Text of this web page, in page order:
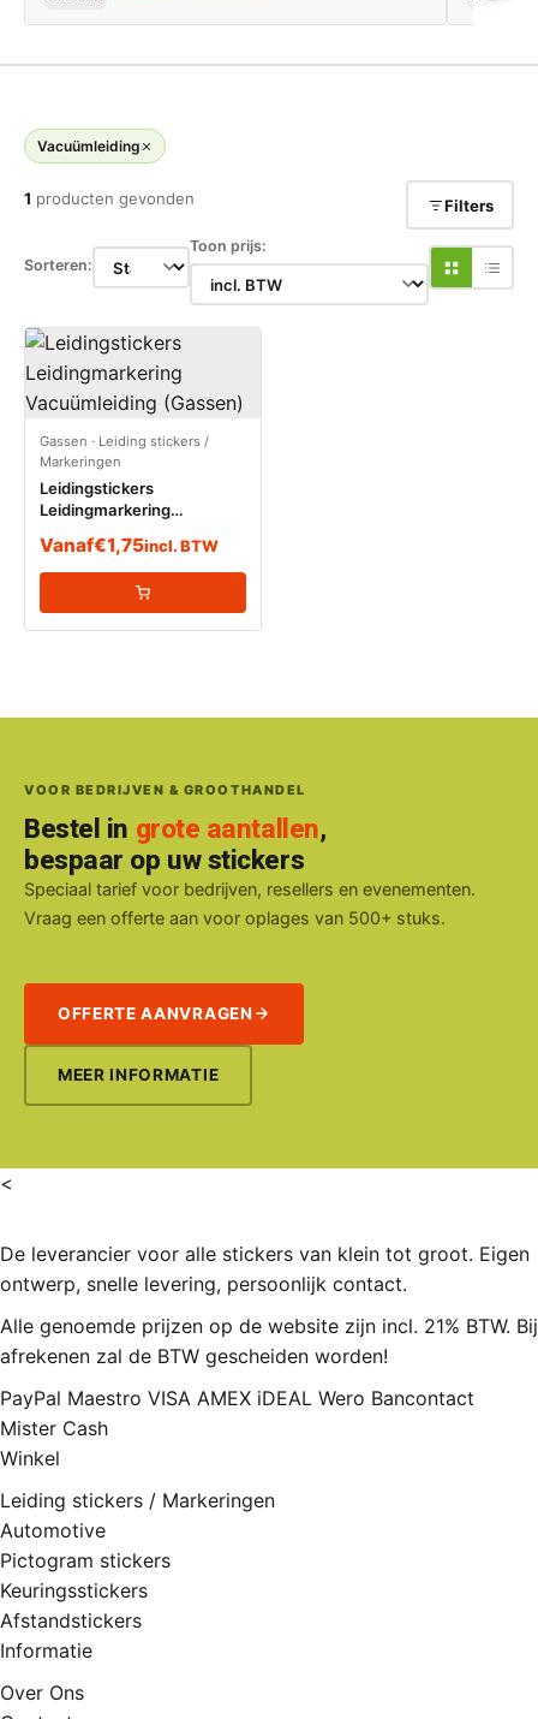
Vacuümleiding
1 producten gevonden Filters
Sorteren:
Toon prijs:
Gassen · Leiding stickers /
Markeringen
Leidingstickers
Leidingmarkering
Vanaf€1,75incl. BTW
VOOR BEDRIJVEN & GROOTHANDEL
Bestel in grote aantallen,
bespaar op uw stickers
Speciaal tarief voor bedrijven, resellers en evenementen.
Vraag een offerte aan voor oplages van 500+ stuks.
OFFERTE AANVRAGEN
MEER INFORMATIE
<
De leverancier voor alle stickers van klein tot groot. Eigen
ontwerp, snelle levering, persoonlijk contact.
Alle genoemde prijzen op de website zijn incl. 21% BTW. Bij
afrekenen zal de BTW gescheiden worden!
PayPal Maestro VISA AMEX iDEAL Wero Bancontact
Mister Cash
Winkel
Leiding stickers / Markeringen
Automotive
Pictogram stickers
Keuringsstickers
Afstandstickers
Informatie
Over Ons